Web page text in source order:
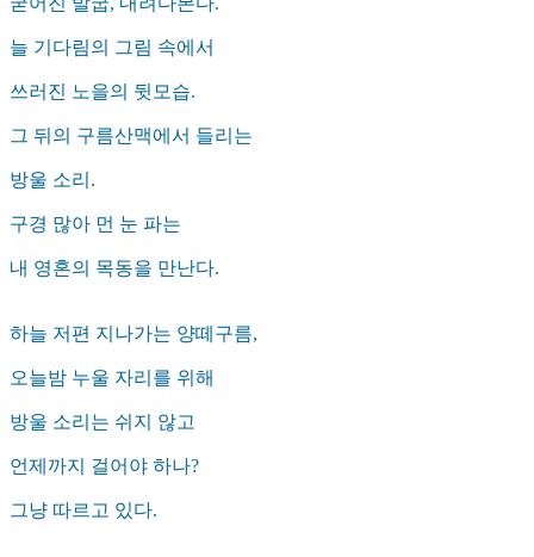
늘 기다림의 그림 속에서
쓰러진 노을의 뒷모습.
그 뒤의 구름산맥에서 들리는
방울 소리.
구경 많아 먼 눈 파는
내 영혼의 목동을 만난다.
하늘 저편 지나가는 양떼구름,
오늘밤 누울 자리를 위해
방울 소리는 쉬지 않고
언제까지 걸어야 하나?
그냥 따르고 있다.